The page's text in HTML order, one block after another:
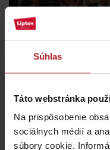
Súhlas
Táto webstránka
Na prispôsobenie
sociálnych médií a
súbory cookie.
Koliba Liptov GOTHAL
Koliba Bodega